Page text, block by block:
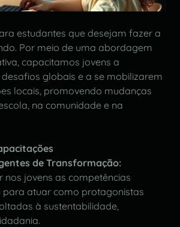
estudantes que desejam fazer a
Por meio de uma abordagem
capacitamos jovens a
globais e a se mobilizarem
locais, promovendo mudanças
na comunidade e na
de Transformação:
nos jovens as competências
para atuar como protagonistas
à sustentabilidade,